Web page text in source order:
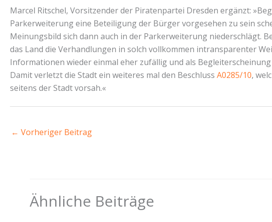
Marcel Ritschel, Vorsitzender der Piratenpartei Dresden ergänzt:
Parkerweiterung eine Beteiligung der Bürger vorgesehen zu sein
Meinungsbild sich dann auch in der Parkerweiterung niederschlägt.
das Land die Verhandlungen in solch vollkommen intransparenter
Informationen wieder einmal eher zufällig und als
Damit verletzt die Stadt ein weiteres mal den Beschluss A0285/10,
seitens der Stadt vorsah.«
← Vorheriger Beitrag
Ähnliche Beiträge